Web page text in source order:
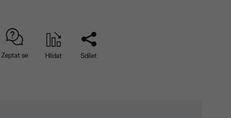
Zeptat se Hlídat Sdílet